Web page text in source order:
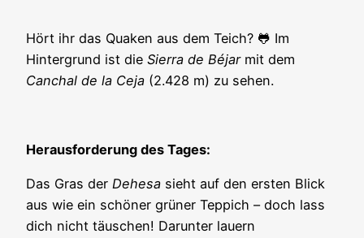
Hört ihr das Quaken aus dem Teich? 🐸 Im
Hintergrund ist die Sierra de Béjarmit dem
Canchal de la Ceja (2.428 m) zu sehen.
Herausforderung des Tages:
Das Gras der Dehesa sieht auf den ersten Blick
aus wie ein schöner grüner Teppich – doch lass
dich nicht täuschen! Darunter lauern